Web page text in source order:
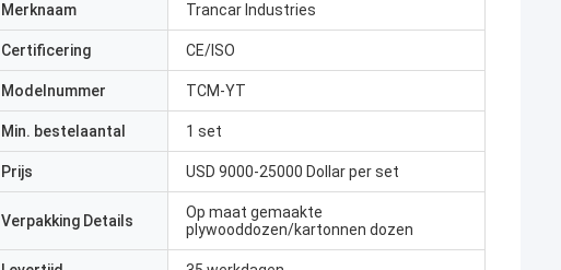
Merknaam Trancar Industries
Certificering CE/ISO
Modelnummer TCM-YT
Min. bestelaantal 1 set
Prijs USD 9000-25000 Dollar per set
Verpakking Details
Op maat gemaakte
plywooddozen/kartonnen dozen